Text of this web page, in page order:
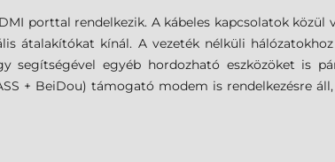
porttal rendelkezik. A kábeles kapcsolatok közül
átalakítókat kínál. A vezeték nélküli
segítségével egyéb hordozható eszközöket is
+ BeiDou) támogató modem is rendelkezésre